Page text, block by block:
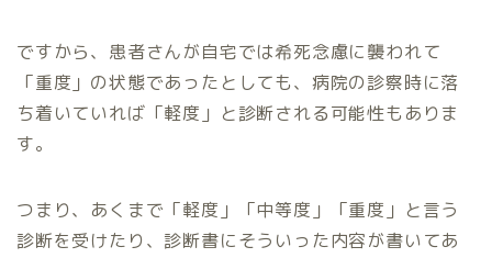
ですから、患者さんが自宅では希死念慮に襲われて
「重度」の状態であったとしても、病院の診察時に落
ち着いていれば「軽度」と診断される可能性もありま
す。
つまり、あくまで「軽度」「中等度」「重度」と言う
診断を受けたり、診断書にそういった内容が書いてあ